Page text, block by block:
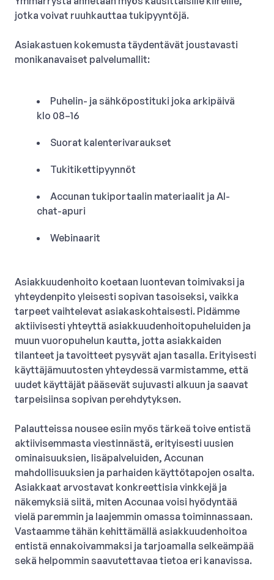
jotka voivat ruuhkauttaa tukipyyntöjä.
Asiakastuen kokemusta täydentävät joustavasti
monikanavaiset palvelumallit:
Puhelin- ja sähköpostituki joka arkipäivä
klo 08–16
Suorat kalenterivaraukset
Tukitikettipyynnöt
Accunan tukiportaalin materiaalit ja AI-
chat-apuri
Webinaarit
Asiakkuudenhoito koetaan luontevan toimivaksi ja
yhteydenpito yleisesti sopivan tasoiseksi, vaikka
tarpeet vaihtelevat asiakaskohtaisesti. Pidämme
aktiivisesti yhteyttä asiakkuudenhoitopuheluiden ja
muun vuoropuhelun kautta, jotta asiakkaiden
tilanteet ja tavoitteet pysyvät ajan tasalla. Erityisesti
käyttäjämuutosten yhteydessä varmistamme, että
uudet käyttäjät pääsevät sujuvasti alkuun ja saavat
tarpeisiinsa sopivan perehdytyksen.
Palautteissa nousee esiin myös tärkeä toive entistä
aktiivisemmasta viestinnästä, erityisesti uusien
ominaisuuksien, lisäpalveluiden, Accunan
mahdollisuuksien ja parhaiden käyttötapojen osalta.
Asiakkaat arvostavat konkreettisia vinkkejä ja
näkemyksiä siitä, miten Accunaa voisi hyödyntää
vielä paremmin ja laajemmin omassa toiminnassaan.
Vastaamme tähän kehittämällä asiakkuudenhoitoa
entistä ennakoivammaksi ja tarjoamalla selkeämpää
sekä helpommin saavutettavaa tietoa eri kanavissa.